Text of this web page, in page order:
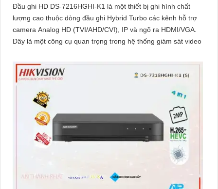
Camera Hikvision không chỉ mang đến sự an toàn và bảo vệ cho
ngôi nhà hoặc doanh nghiệp của bạn, mà còn là lựa chọn thông
minh với giá cả phải chăng và hình ảnh chất lượng sắc nét. Hãy
đầu tư vào an ninh và yên tâm hơn với Camera Hikvision!
Hy vọng rằng bài viết giới thiệu trên sẽ giúp bạn thu hút được
khách hàng quan tâm đến sản phẩm Camera Hikvision giá rẻ và
chất lượng.
Đầu ghi HD DS-7216HGHI-K1 là một thiết bị ghi hình chất
lượng cao thuộc dòng đầu ghi Hybrid Turbo các kênh hỗ trợ
camera Analog HD (TVI/AHD/CVI), IP và ngõ ra HDMI/VGA.
Đây là một công cụ quan trọng trong hệ thống giám sát video